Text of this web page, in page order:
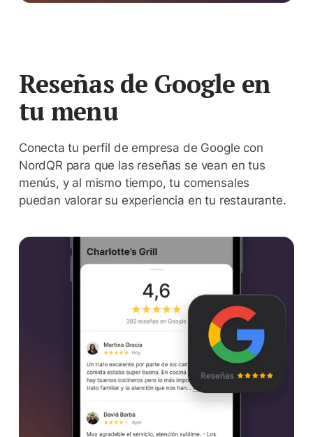
Reseñas de Google en
tu menu
Conecta tu perfil de empresa de Google con
NordQR para que las reseñas se vean en tus
menús, y al mismo tiempo, tu comensales
puedan valorar su experiencia en tu restaurante.